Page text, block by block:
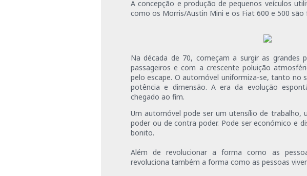
A concepção e produção de pequenos veículos
como os Morris/Austin Mini e os Fiat 600 e 500 são
Na década de 70, começam a surgir as grandes
passageiros e com a crescente poluição
pelo escape. O automóvel uniformiza-se, tanto no
potência e dimensão. A era da evolução
chegado ao fim.
Um automóvel pode ser um utensílio de trabalho,
poder ou de contra poder. Pode ser económico e
bonito.
Além de revolucionar a forma como as
revoluciona também a forma como as pessoas